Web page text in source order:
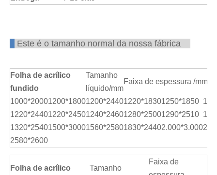
Este é o tamanho normal da nossa fábrica
Folha de acrílico
fundido
Tamanho
líquido/mm
Faixa de espessura /
1000*20001200*18001200*24401220*18301250*1850
1220*24401220*24501240*24601280*25001290*2510
1320*25401500*30001560*25801830*24402.000*3.000
2580*2600
Folha de acrílico Tamanho
Faixa de